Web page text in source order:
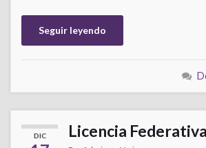
Seguir leyendo
DIC Licencia